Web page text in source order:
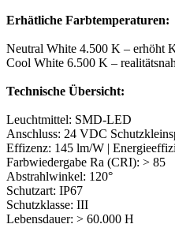
Erhätliche Farbtemperaturen:
Neutral White 4.500 K – erhöht
Cool White 6.500 K –
Technische Übersicht:
Leuchtmittel: SMD-LED
Anschluss: 24 VDC
Effizenz: 145 lm/W |
Farbwiedergabe Ra (CRI): > 85
Abstrahlwinkel: 120°
Schutzart: IP67
Schutzklasse: III
Lebensdauer: > 60.000 H